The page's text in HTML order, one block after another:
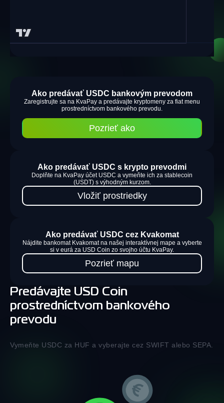
Predávajte USD Coin
prostredníctvom bankového
prevodu
Vymeňte USDC za HUF a vyberajte cez SWIFT alebo SEPA.
Ako predávať USDC bankovým prevodom
Zaregistrujte sa na KvaPay a predávajte kryptomeny za fiat menu
prostredníctvom bankového prevodu.
Pozrieť ako
Ako predávať USDC s krypto prevodmi
Doplňte na KvaPay účet USDC a vymeňte ich za stablecoin
(USDT) s výhodným kurzom.
Vložiť prostriedky
Ako predávať USDC cez Kvakomat
Nájdite bankomat Kvakomat na našej interaktívnej mape a vyberte
si v eurá za USD Coin zo svojho účtu KvaPay.
Pozrieť mapu